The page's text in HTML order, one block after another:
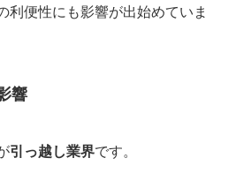
利便性にも影響が出始めていま
響
引っ越し業界です。